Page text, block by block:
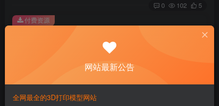
0 102 5
此内容为付费资源，请付费后查看
100积分
贵宾VIP会员免费 体验会员免费
付费资源
网站最新公告
全网最全的3D打印模型网站